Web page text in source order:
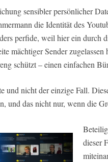
sensibler persönlicher
die Identität des
perfide, weil hier ein durch
mächtiger Sender zugelassen
schützt – einen einfachen
und nicht der einzige Fall.
und das nicht nur, wenn die
dieser